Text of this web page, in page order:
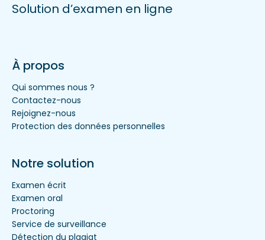
Solution d’examen en ligne
À propos
Qui sommes nous ?
Contactez-nous
Rejoignez-nous
Protection des données personnelles
Notre solution
Examen écrit
Examen oral
Proctoring
Service de surveillance
Détection du plagiat